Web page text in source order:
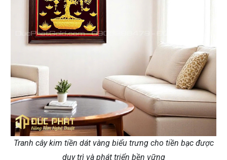
Tranh cây kim tiền dát vàng biểu trưng cho tiền bạc được
duy trì và phát triển bền vững